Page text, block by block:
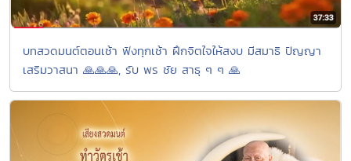
บทสวดมนต์ตอนเช้า ฟังทุกเช้า ฝึกจิตใจให้สงบ มีสมาธิ ปัญญา
เสริมวาสนา 🙏🙏🙏, รับ พร ชัย สาธุ ๆ ๆ 🙏